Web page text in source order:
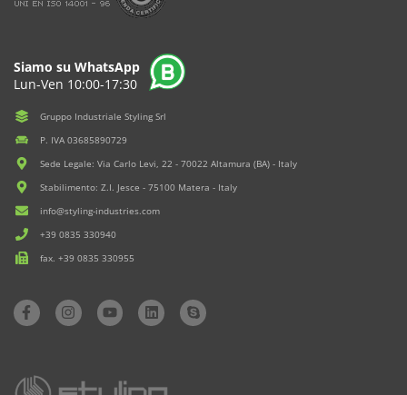
Siamo su WhatsApp
Lun-Ven 10:00-17:30
Gruppo Industriale Styling Srl
P. IVA 03685890729
Sede Legale: Via Carlo Levi, 22 - 70022 Altamura (BA) - Italy
Stabilimento: Z.I. Jesce - 75100 Matera - Italy
info@styling-industries.com
+39 0835 330940
fax. +39 0835 330955